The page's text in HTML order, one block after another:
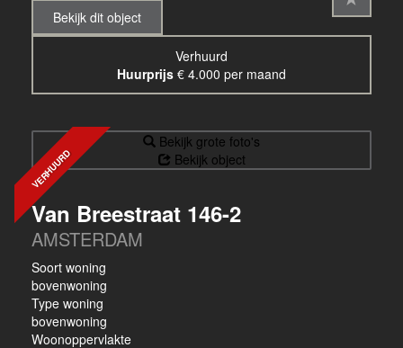
Bekijk dit object
Verhuurd
Huurprijs € 4.000 per maand
VERHUURD
Bekijk grote foto's
Bekijk object
Van Breestraat 146-2
AMSTERDAM
Soort woning
bovenwoning
Type woning
bovenwoning
Woonoppervlakte